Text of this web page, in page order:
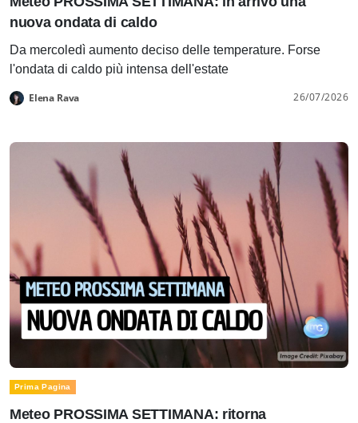
nuova ondata di caldo
Da mercoledì aumento deciso delle temperature. Forse
l'ondata di caldo più intensa dell'estate
Elena Rava 26/07/2026
Prima Pagina
Meteo PROSSIMA SETTIMANA: ritorna